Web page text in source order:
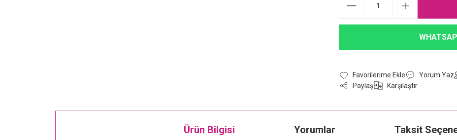
Yorum Yaz
Paylaş
Karşılaştır
Ürün Bilgisi Yorumlar Taksit